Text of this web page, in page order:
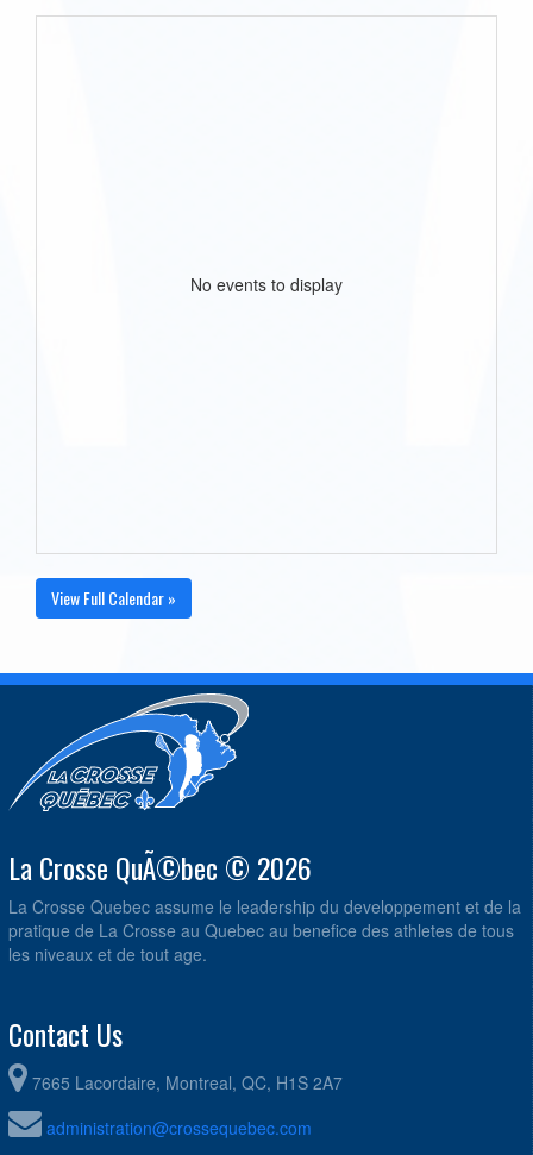
No events to display
View Full Calendar »
La Crosse QuÃ©bec © 2026
La Crosse Quebec assume le leadership du developpement et de la
pratique de La Crosse au Quebec au benefice des athletes de tous
les niveaux et de tout age.
Contact Us
7665 Lacordaire, Montreal, QC, H1S 2A7
administration@crossequebec.com